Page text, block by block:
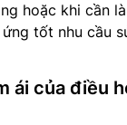
hoặc khi cần
tốt nhu cầu
ái của điều